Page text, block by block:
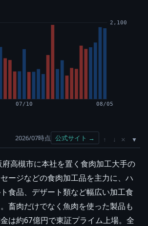
2,100
07/10 08/05
2026/07時点 公式サイト → ↑ ↓ ×
高槻市に本社を置く食肉加工大手の
ージなどの食肉加工品を主力に、ハ
食品、デザート類など幅広い加工食
畜肉だけでなく魚肉を使った製品も
は約67億円で東証プライム上場。全